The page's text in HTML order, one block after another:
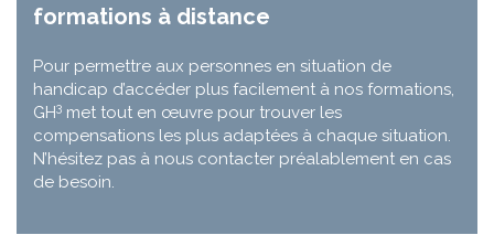
formations à distance
Pour permettre aux personnes en situation de
handicap d’accéder plus facilement à nos formations,
GH3 met tout en œuvre pour trouver les
compensations les plus adaptées à chaque situation.
N’hésitez pas à nous contacter préalablement en cas
de besoin.